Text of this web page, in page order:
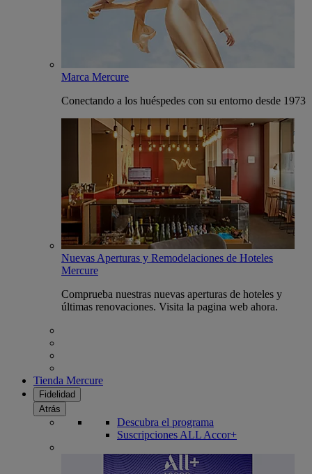
Marca Mercure
Conectando a los huéspedes con su entorno desde 1973
Nuevas Aperturas y Remodelaciones de Hoteles
Mercure
Comprueba nuestras nuevas aperturas de hoteles y
últimas renovaciones. Visita la pagina web ahora.
Tienda Mercure
Fidelidad
Atrás
Descubra el programa
Suscripciones ALL Accor+